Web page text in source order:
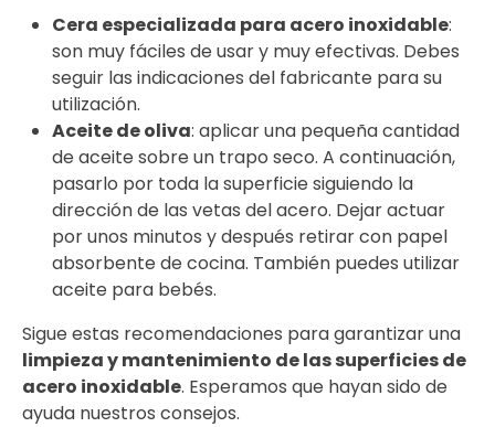
Cera especializada para acero inoxidable:
son muy fáciles de usar y muy efectivas. Debes
seguir las indicaciones del fabricante para su
utilización.
Aceite de oliva: aplicar una pequeña cantidad
de aceite sobre un trapo seco. A continuación,
pasarlo por toda la superficie siguiendo la
dirección de las vetas del acero. Dejar actuar
por unos minutos y después retirar con papel
absorbente de cocina. También puedes utilizar
aceite para bebés.
Sigue estas recomendaciones para garantizar una
limpieza y mantenimiento de las superficies de
acero inoxidable. Esperamos que hayan sido de
ayuda nuestros consejos.